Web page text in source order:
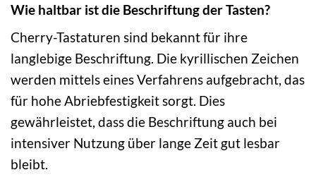
Wie haltbar ist die Beschriftung der Tasten?
Cherry-Tastaturen sind bekannt für ihre
langlebige Beschriftung. Die kyrillischen Zeichen
werden mittels eines Verfahrens aufgebracht, das
für hohe Abriebfestigkeit sorgt. Dies
gewährleistet, dass die Beschriftung auch bei
intensiver Nutzung über lange Zeit gut lesbar
bleibt.